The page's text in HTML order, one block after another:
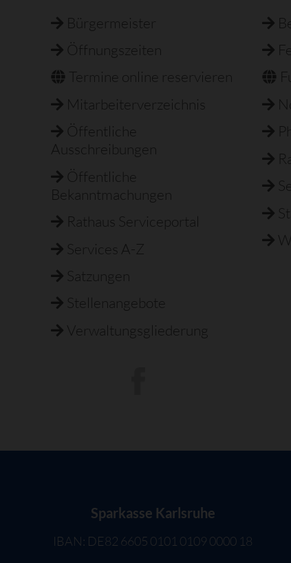
Bürgermeister
Öffnungszeiten
Termine online reservieren
Mitarbeiterverzeichnis
Öffentliche
Ausschreibungen
Öffentliche
Bekanntmachungen
Rathaus Serviceportal
Services A-Z
Satzungen
Stellenangebote
Verwaltungsgliederung
Sparkasse Karlsruhe
IBAN: DE82 6605 0101 0109 0000 18